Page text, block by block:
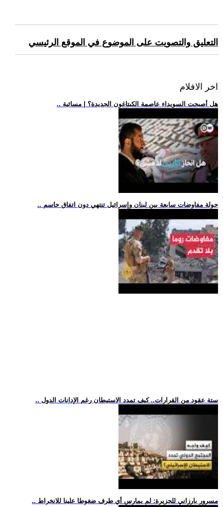
التعليق والتصويت على الموضوع في الموقع الرئيسي
اخر الافلام
.. هل أصبحت السويداء عاصمة الكبتاغون الجديدة؟ | مسائية
.. جولة مفاوضات سابعة بين لبنان وإسرائيل تنتهي دون اتفاق حاسم
.. ستة عقود من القرارات.. كيف تمدد الاستيطان رغم الإدانات الدول
.. مسرور بارزاني للجزيرة: لم يمارس أي طرف ضغوطا علينا للانخراط